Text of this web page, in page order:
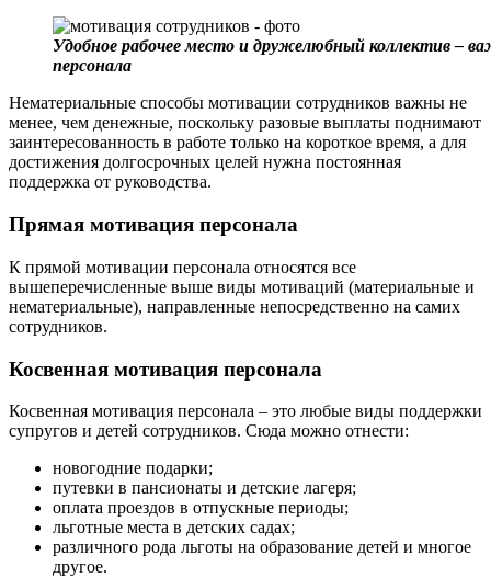
Удобное рабочее место и дружелюбный коллектив –
персонала
Нематериальные способы мотивации сотрудников важны не
менее, чем денежные, поскольку разовые выплаты поднимают
заинтересованность в работе только на короткое время, а для
достижения долгосрочных целей нужна постоянная
поддержка от руководства.
Прямая мотивация персонала
К прямой мотивации персонала относятся все
вышеперечисленные выше виды мотиваций (материальные и
нематериальные), направленные непосредственно на самих
сотрудников.
Косвенная мотивация персонала
Косвенная мотивация персонала – это любые виды поддержки
супругов и детей сотрудников. Сюда можно отнести:
новогодние подарки;
путевки в пансионаты и детские лагеря;
оплата проездов в отпускные периоды;
льготные места в детских садах;
различного рода льготы на образование детей и многое
другое.